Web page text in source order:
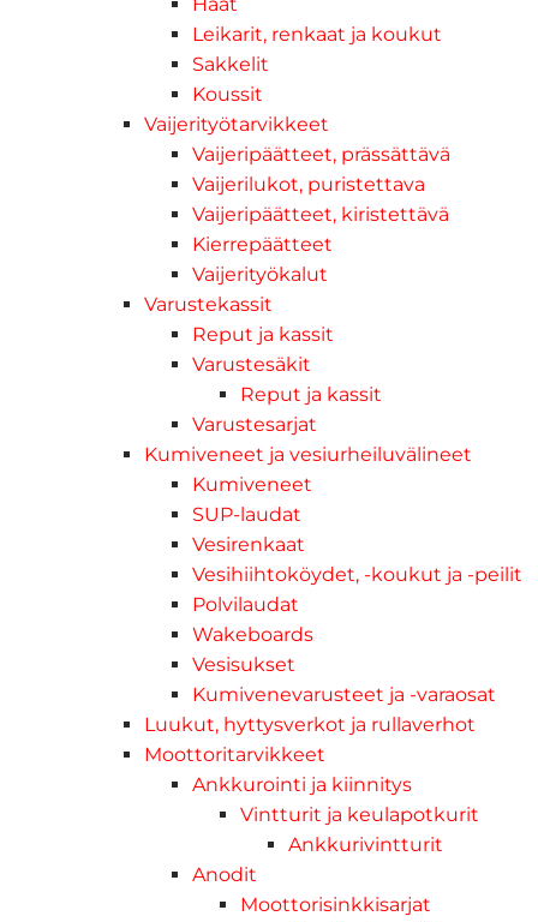
Leikarit, renkaat ja koukut
Sakkelit
Koussit
Vaijerityötarvikkeet
Vaijeripäätteet, prässättävä
Vaijerilukot, puristettava
Vaijeripäätteet, kiristettävä
Kierrepäätteet
Vaijerityökalut
Varustekassit
Reput ja kassit
Varustesäkit
Reput ja kassit
Varustesarjat
Kumiveneet ja vesiurheiluvälineet
Kumiveneet
SUP-laudat
Vesirenkaat
Vesihiihtoköydet, -koukut ja -peilit
Polvilaudat
Wakeboards
Vesisukset
Kumivenevarusteet ja -varaosat
Luukut, hyttysverkot ja rullaverhot
Moottoritarvikkeet
Ankkurointi ja kiinnitys
Vintturit ja keulapotkurit
Ankkurivintturit
Anodit
Moottorisinkkisarjat